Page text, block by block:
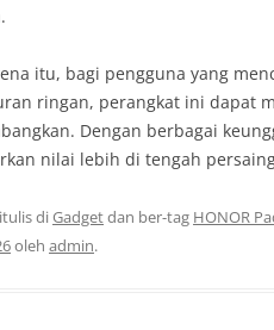
itu, bagi pengguna yang
ringan, perangkat ini dapat
Dengan berbagai
nilai lebih di tengah
diGadgetdan ber-tag HONOR
oleh admin.